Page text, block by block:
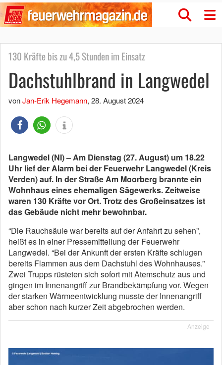
130 Kräfte bis zu 4,5 Stunden im Einsatz
Dachstuhlbrand in Langwedel
vonJan-Erik Hegemann, 28. August 2024
Langwedel (NI) – Am Dienstag (27. August) um 18.22
Uhr lief der Alarm bei der Feuerwehr Langwedel (Kreis
Verden) auf. In der Straße Am Moorberg brannte ein
Wohnhaus eines ehemaligen Sägewerks. Zeitweise
waren 130 Kräfte vor Ort. Trotz des Großeinsatzes ist
das Gebäude nicht mehr bewohnbar.
“Die Rauchsäule war bereits auf der Anfahrt zu sehen”,
heißt es in einer Pressemitteilung der Feuerwehr
Langwedel. “Bei der Ankunft der ersten Kräfte schlugen
bereits Flammen aus dem Dachstuhl des Wohnhauses.”
Zwei Trupps rüsteten sich sofort mit Atemschutz aus und
gingen im Innenangriff zur Brandbekämpfung vor. Wegen
der starken Wärmeentwicklung musste der Innenangriff
aber schon nach kurzer Zeit abgebrochen werden.
Anzeige